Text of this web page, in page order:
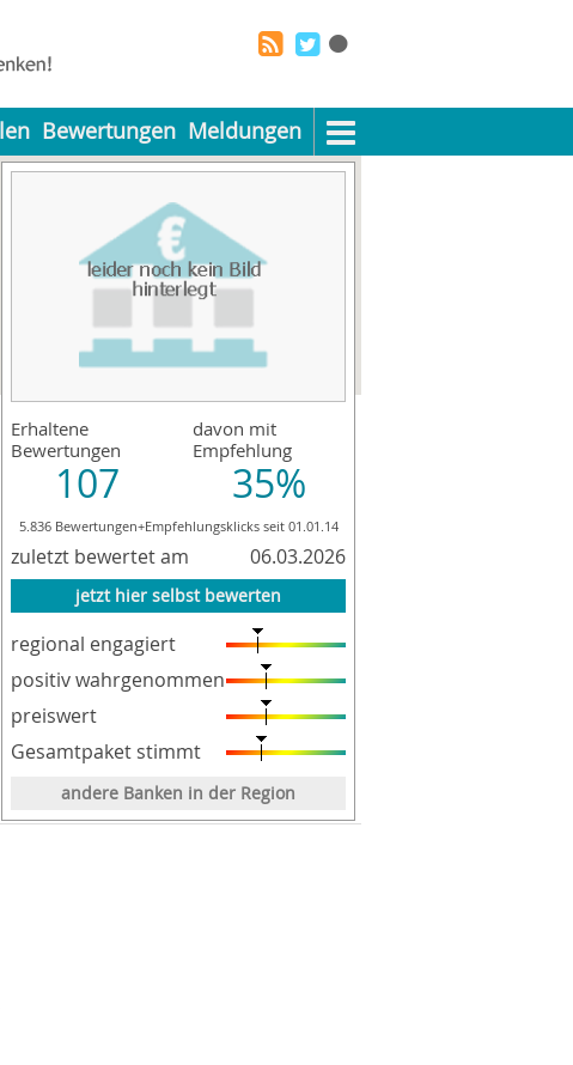
Bewertungen Meldungen
Erhaltene
Bewertungen
107
davon mit
Empfehlung
35%
5.836 Bewertungen+Empfehlungsklicks seit 01.01.14
zuletzt bewertet am 06.03.2026
jetzt hier selbst bewerten
regional engagiert
positiv wahrgenommen
preiswert
Gesamtpaket stimmt
andere Banken in der Region